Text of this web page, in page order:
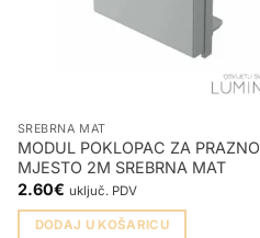
SREBRNA MAT
MODUL POKLOPAC ZA PRAZNO
MJESTO 2M SREBRNA MAT
2.60€ uključ. PDV
DODAJ U KOŠARICU